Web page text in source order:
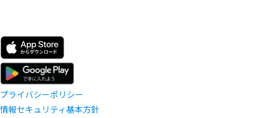
プライバシーポリシー
情報セキュリティ基本方針